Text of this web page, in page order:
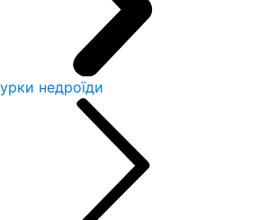
недроїди